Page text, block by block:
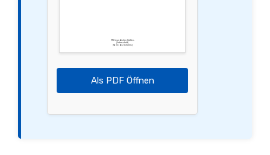
Mit freundlichen Grüßen,
[Unterschrift]
[Name des Schülers]
Als PDF Öffnen